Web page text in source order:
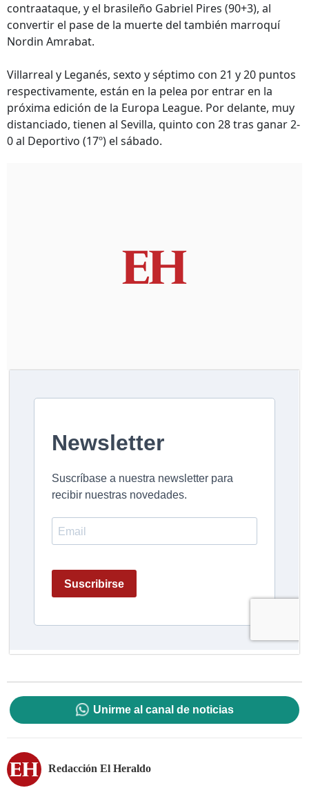
contraataque, y el brasileño Gabriel Pires (90+3), al
convertir el pase de la muerte del también marroquí
Nordin Amrabat.
Villarreal y Leganés, sexto y séptimo con 21 y 20 puntos
respectivamente, están en la pelea por entrar en la
próxima edición de la Europa League. Por delante, muy
distanciado, tienen al Sevilla, quinto con 28 tras ganar 2-
0 al Deportivo (17º) el sábado.
Unirme al canal de noticias
Redacción El Heraldo